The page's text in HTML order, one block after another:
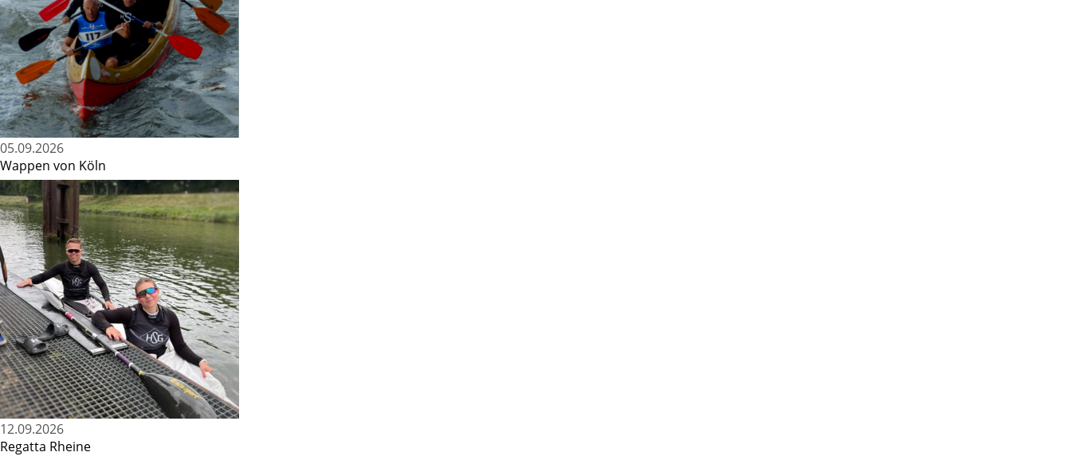
05.09.2026
Wappen von Köln
12.09.2026
Regatta Rheine